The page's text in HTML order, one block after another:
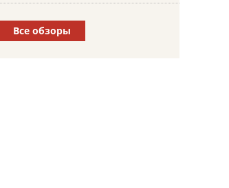
Все обзоры